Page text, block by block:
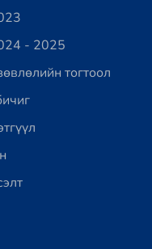
- 2025
тогтоол